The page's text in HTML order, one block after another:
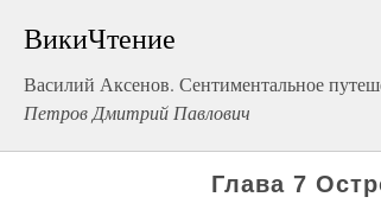
ВикиЧтение
Василий Аксенов. Сентиментальное
Петров Дмитрий Павлович
Глава 7